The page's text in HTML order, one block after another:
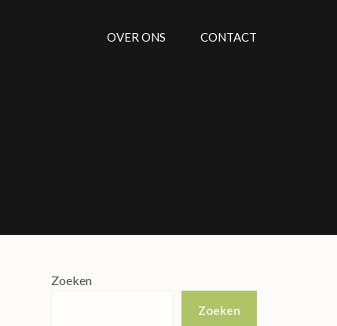
OVER ONS CONTACT
Zoeken
Zoeken